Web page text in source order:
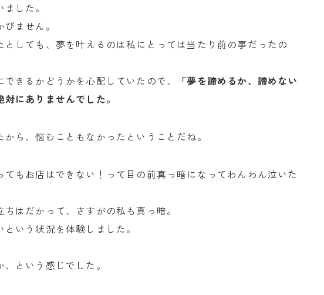
した。
ません。
しても、夢を叶えるのは私にとっては当たり前の事だったの
きるかどうかを心配していたので、
「夢を諦めるか、諦めない
にありませんでした。
ら、悩むこともなかったということだね。
もお店はできない！って目の前真っ暗になってわんわん泣いた
はだかって、さすがの私も真っ暗。
いう状況を体験しました。
という感じでした。